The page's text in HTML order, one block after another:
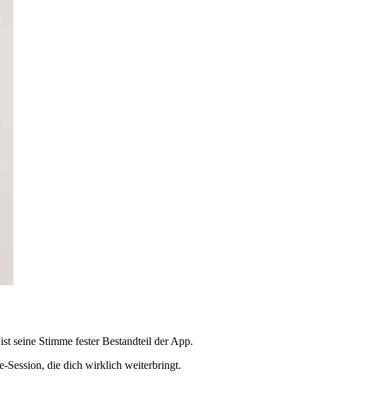
seine Stimme fester Bestandteil der App.
Session, die dich wirklich weiterbringt.